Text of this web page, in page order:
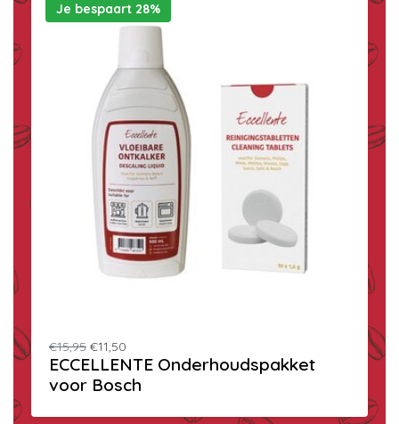
Je bespaart 28%
€15,95 €11,50
ECCELLENTE Onderhoudspakket
voor Bosch